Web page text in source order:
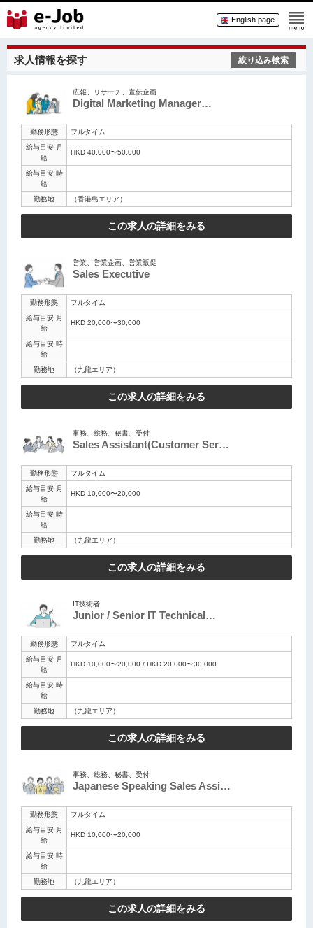
English page
求人情報を探す 絞り込み検索
広報、リサーチ、宣伝企画
Digital Marketing Manager…
勤務形態
フルタイム
給与目安 月
給
HKD 40,000〜50,000
給与目安 時
給
勤務地
（香港島エリア）
この求人の詳細をみる
営業、営業企画、営業販促
Sales Executive
勤務形態
フルタイム
給与目安 月
給
HKD 20,000〜30,000
給与目安 時
給
勤務地
（九龍エリア）
この求人の詳細をみる
事務、総務、秘書、受付
Sales Assistant(Customer Ser…
勤務形態
フルタイム
給与目安 月
給
HKD 10,000〜20,000
給与目安 時
給
勤務地
（九龍エリア）
この求人の詳細をみる
IT技術者
Junior / Senior IT Technical…
勤務形態
フルタイム
給与目安 月
給
HKD 10,000〜20,000 / HKD 20,000〜30,000
給与目安 時
給
勤務地
（九龍エリア）
この求人の詳細をみる
事務、総務、秘書、受付
Japanese Speaking Sales Assi…
勤務形態
フルタイム
給与目安 月
給
HKD 10,000〜20,000
給与目安 時
給
勤務地
（九龍エリア）
この求人の詳細をみる